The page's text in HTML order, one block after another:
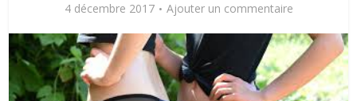
4 décembre 2017 Ajouter un commentaire